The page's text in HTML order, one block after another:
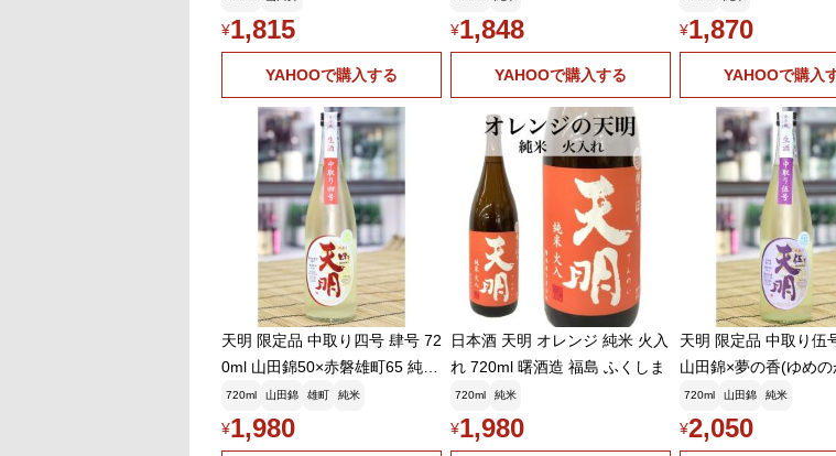
¥1,815
YAHOOで購入する
¥1,848
YAHOOで購入する
¥1,870
YAHOOで購入
天明 限定品 中取り四号 肆号 72
0ml 山田錦50×赤磐雄町65 純米
酒 生酒 おりがらみ 新米新酒 福
島 県 会津 曙酒造 冷蔵推奨 日
本酒
720ml 山田錦 雄町 純米
¥1,980
日本酒 天明 オレンジ 純米 火入
れ 720ml 曙酒造 福島 ふくしま
720ml 純米
¥1,980
天明 限定品 中取り伍
山田錦×夢の香(ゆめの
おりがらみ純米 生酒
720ml 山田錦 純米
¥2,050